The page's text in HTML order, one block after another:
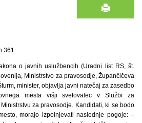
361
o javnih uslužbencih (Uradni list RS, št.
Ministrstvo za pravosodje, Župančičeva
minister, objavlja javni natečaj za zasedbo
mesta višji svetovalec v Službi za
za pravosodje. Kandidati, ki se bodo
morajo izpolnjevati naslednje pogoje: –